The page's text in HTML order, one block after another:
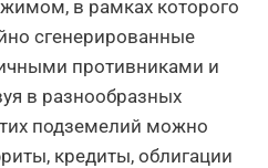
в рамках которого
сгенерированные
противниками и
в разнообразных
подземелий можно
кредиты, облигации